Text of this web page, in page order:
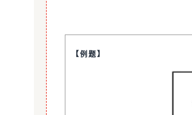
【例题】